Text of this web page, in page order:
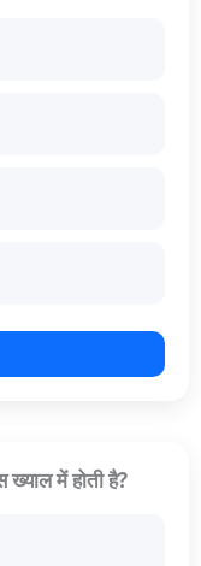
ख्याल में होती है?